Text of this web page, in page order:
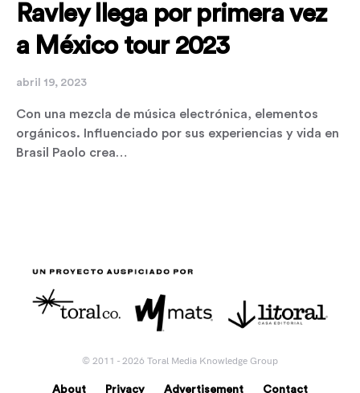
Ravley llega por primera vez
a México tour 2023
abril 19, 2023
Con una mezcla de música electrónica, elementos
orgánicos. Influenciado por sus experiencias y vida en
Brasil Paolo crea…
© 2011 - 2026 Toral Media Knowledge Group
About Privacy Advertisement Contact